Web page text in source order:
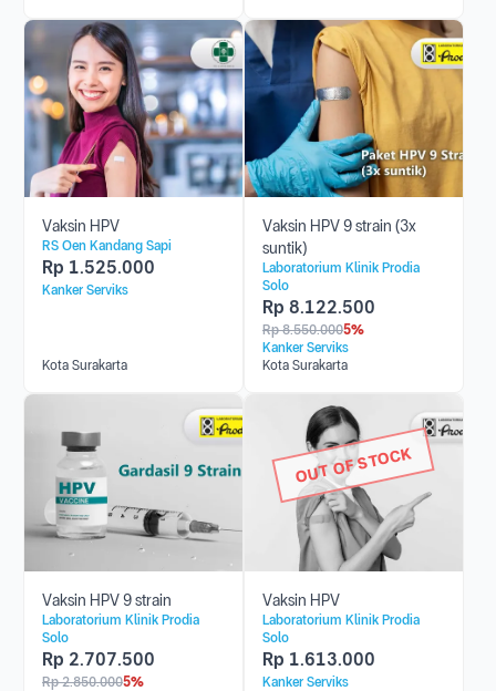
Vaksin HPV
RS Oen Kandang Sapi
Rp 1.525.000
Kanker Serviks
Kota Surakarta
Vaksin HPV 9 strain (3x
suntik)
Laboratorium Klinik Prodia
Solo
Rp 8.122.500
Rp 8.550.0005%
Kanker Serviks
Kota Surakarta
Vaksin HPV 9 strain
Laboratorium Klinik Prodia
Solo
Rp 2.707.500
Rp 2.850.0005%
OUT OF STOCK
Vaksin HPV
Laboratorium Klinik Prodia
Solo
Rp 1.613.000
Kanker Serviks